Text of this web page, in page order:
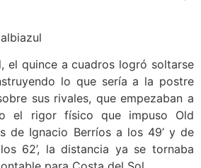
el quince a cuadros logró soltarse
lo que sería a la postre
sus rivales, que empezaban a
el rigor físico que impuso Old
de Ignacio Berríos a los 49’ y de
62’, la distancia ya se tornaba